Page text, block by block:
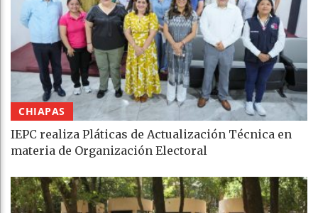
CHIAPAS
IEPC realiza Pláticas de Actualización Técnica en
materia de Organización Electoral